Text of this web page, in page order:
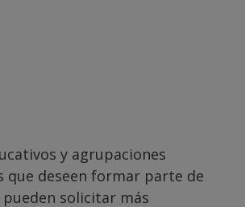
y agrupaciones
que deseen formar parte de
solicitar más